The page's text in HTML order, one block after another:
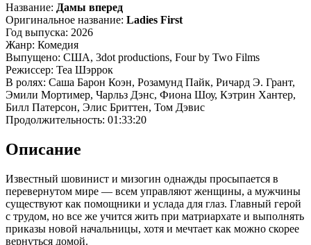
Название: Дамы вперед
Оригинальное название: Ladies First
Год выпуска: 2026
Жанр: Комедия
Выпущено: США, 3dot productions, Four by Two Films
Режиссер: Теа Шэррок
В ролях: Саша Барон Коэн, Розамунд Пайк, Ричард Э. Грант,
Эмили Мортимер, Чарльз Дэнс, Фиона Шоу, Кэтрин Хантер,
Билл Патерсон, Элис Бриттен, Том Дэвис
Продолжительность: 01:33:20
Описание
Известный шовинист и мизогин однажды просыпается в
перевернутом мире — всем управляют женщины, а мужчины
существуют как помощники и услада для глаз. Главный герой
с трудом, но все же учится жить при матриархате и выполнять
приказы новой начальницы, хотя и мечтает как можно скорее
вернуться домой.